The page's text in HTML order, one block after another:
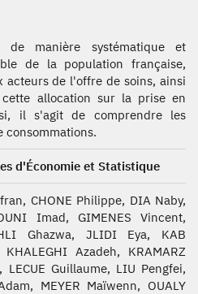
manière systématique et
de la population française,
acteurs de l'offre de soins, ainsi
allocation sur la prise en
il s'agit de comprendre les
consommations.
d'Économie et Statistique
CHONE Philippe, DIA Naby,
Imad, GIMENES Vincent,
Ghazwa, JLIDI Eya, KAB
Azadeh, KRAMARZ
LECUE Guillaume, LIU Pengfei,
MEYER Maïwenn, OUALY